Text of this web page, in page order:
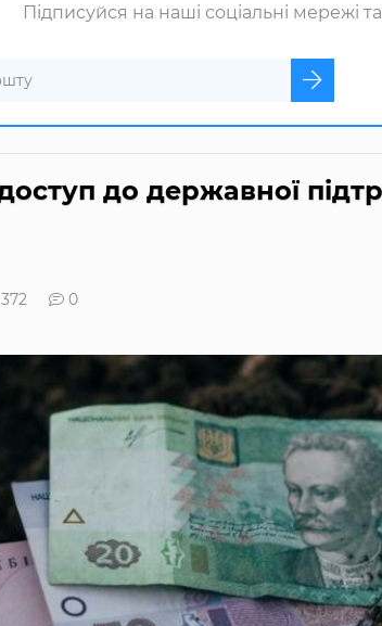
Підписуйся на наші соціальні мережі
до державної
0